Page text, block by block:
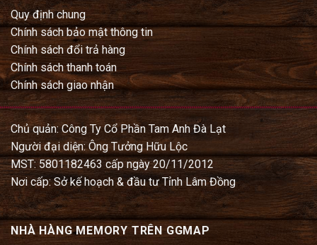
Quy định chung
Chính sách bảo mật thông tin
Chính sách đổi trả hàng
Chính sách thanh toán
Chính sách giao nhận
Chủ quản: Công Ty Cổ Phần Tam Anh Đà Lạt
Người đại diện: Ông Tưởng Hữu Lộc
MST: 5801182463 cấp ngày 20/11/2012
Nơi cấp: Sở kế hoạch & đầu tư Tỉnh Lâm Đồng
NHÀ HÀNG MEMORY TRÊN GGMAP